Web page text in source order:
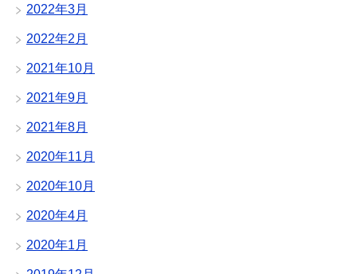
2022年3月
2022年2月
2021年10月
2021年9月
2021年8月
2020年11月
2020年10月
2020年4月
2020年1月